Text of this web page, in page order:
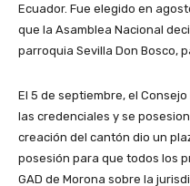
Ecuador. Fue elegido en
que la Asamblea Nacional
parroquia Sevilla Don Bosco,
El 5 de septiembre, el
las credenciales y se
creación del cantón dio un
posesión para que todos los
GAD de Morona sobre la